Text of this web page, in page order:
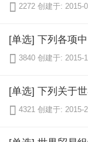
 2272 创建于: 2015-
 3840 创建于: 2015-
[单选] 下列关于
 4321 创建于: 2015-